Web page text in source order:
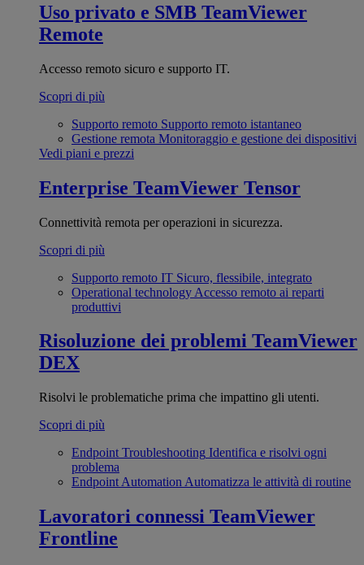
Uso privato e SMB TeamViewer
Remote
Accesso remoto sicuro e supporto IT.
Scopri di più
Supporto remoto Supporto remoto istantaneo
Gestione remota Monitoraggio e gestione dei dispositivi
Vedi piani e prezzi
Enterprise TeamViewer Tensor
Connettività remota per operazioni in sicurezza.
Scopri di più
Supporto remoto IT Sicuro, flessibile, integrato
Operational technology Accesso remoto ai reparti
produttivi
Risoluzione dei problemi TeamViewer
DEX
Risolvi le problematiche prima che impattino gli utenti.
Scopri di più
Endpoint Troubleshooting Identifica e risolvi ogni
problema
Endpoint Automation Automatizza le attività di routine
Lavoratori connessi TeamViewer
Frontline